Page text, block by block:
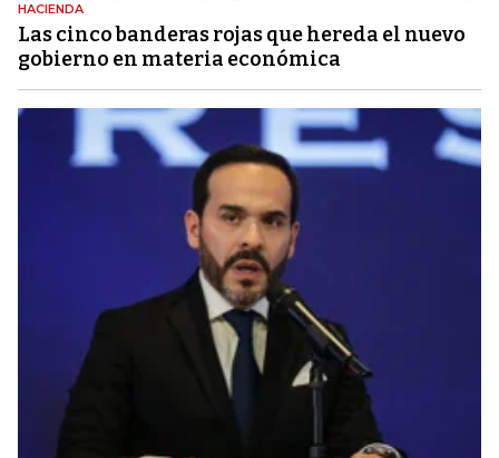
HACIENDA
Las cinco banderas rojas que hereda el nuevo
gobierno en materia económica